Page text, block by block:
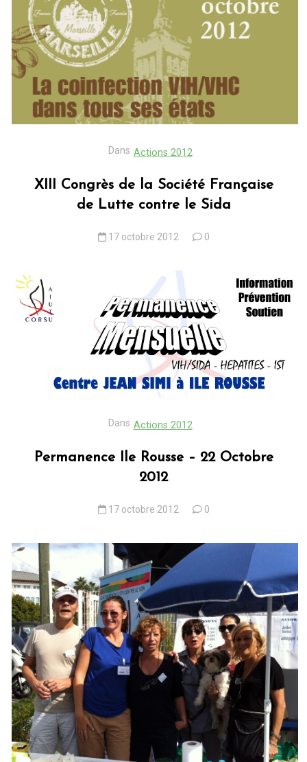
Dans Actions 2012
XIII Congrès de la Société Française
de Lutte contre le Sida
17 octobre 2012 0
Dans Actions 2012
Permanence Ile Rousse – 22 Octobre
2012
17 octobre 2012 0